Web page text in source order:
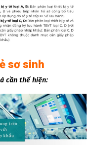
sơ sinh
cần thể hiện: